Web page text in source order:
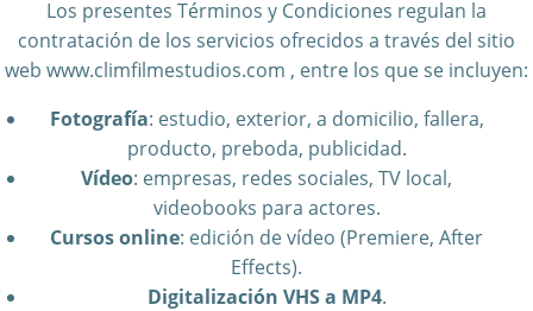
Los presentes Términos y Condiciones regulan la
contratación de los servicios ofrecidos a través del sitio
web www.climfilmestudios.com , entre los que se incluyen:
Fotografía: estudio, exterior, a domicilio, fallera,
producto, preboda, publicidad.
Vídeo: empresas, redes sociales, TV local,
videobooks para actores.
Cursos online: edición de vídeo (Premiere, After
Effects).
Digitalización VHS a MP4.